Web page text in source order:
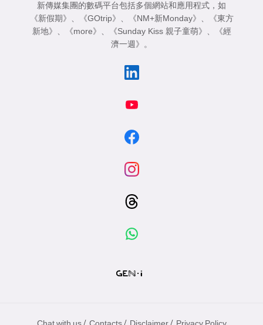
新傳媒集團的數碼平台包括多個網站和應用程式，如
《新假期》
《GOtrip》 《NM+新Monday》
《東方
新地》
《more》 《Sunday Kiss 親子童萌》
《經
濟一週》
。
Chat with us / Contacts / Disclaimer / Privacy Policy